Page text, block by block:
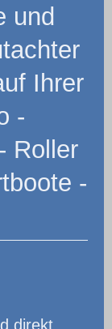
und
Ihrer
-
Roller
-
direkt